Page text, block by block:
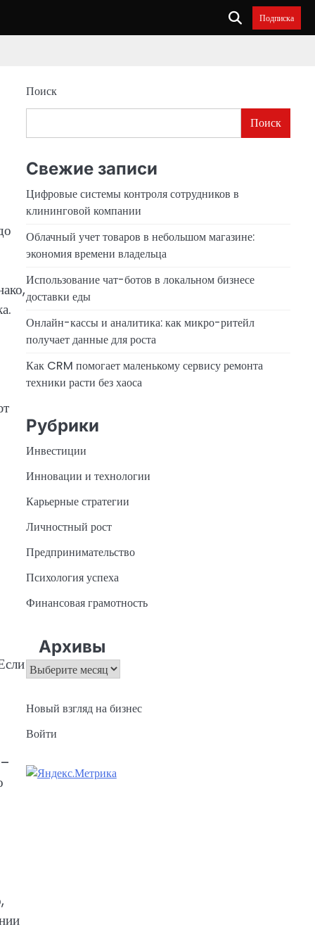
Подписка
Поиск
Поиск
Свежие записи
Цифровые системы контроля сотрудников в
клининговой компании
Облачный учет товаров в небольшом магазине:
экономия времени владельца
Использование чат-ботов в локальном бизнесе
доставки еды
Онлайн-кассы и аналитика: как микро-ритейл
получает данные для роста
Как CRM помогает маленькому сервису ремонта
техники расти без хаоса
Рубрики
Инвестиции
Инновации и технологии
Карьерные стратегии
Личностный рост
Предпринимательство
Психология успеха
Финансовая грамотность
Архивы
Архивы
Новый взгляд на бизнес
Войти